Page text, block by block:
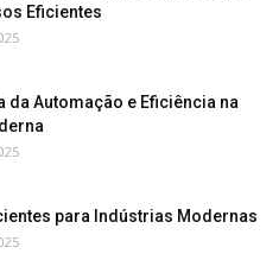
Eficientes
da Automação e Eficiência na
para Indústrias Modernas